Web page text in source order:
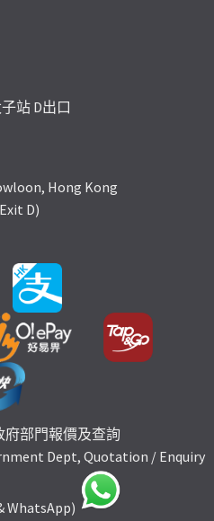
站 D出口
Hong Kong
D)
部門報價及查詢
Dept, Quotation / Enquiry
WhatsApp)